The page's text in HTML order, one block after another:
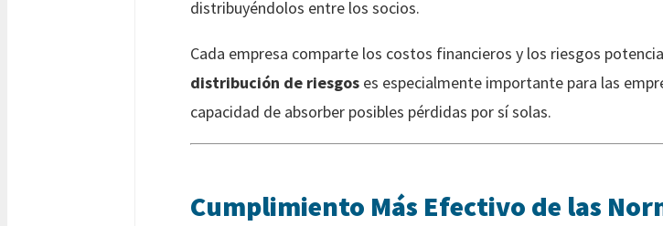
distribuyéndolos entre los socios.
Cada empresa comparte los costos financieros y los riesgos
distribución de riesgos es especialmente importante para las
capacidad de absorber posibles pérdidas por sí solas.
Cumplimiento Más Efectivo de las